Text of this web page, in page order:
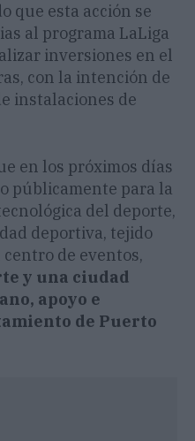
que esta acción se
al programa LaLiga
inversiones en el
con la intención de
instalaciones de
en los próximos días
públicamente para la
del deporte,
deportiva, tejido
de eventos,
y una ciudad
apoyo e
de Puerto